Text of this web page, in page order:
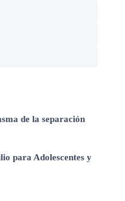
de la separación
para Adolescentes y